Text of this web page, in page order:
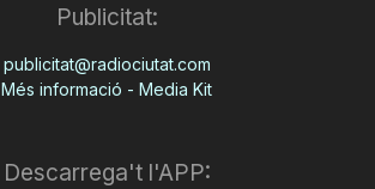
Publicitat:
publicitat@radiociutat.com
Més informació - Media Kit
Descarrega't l'APP: